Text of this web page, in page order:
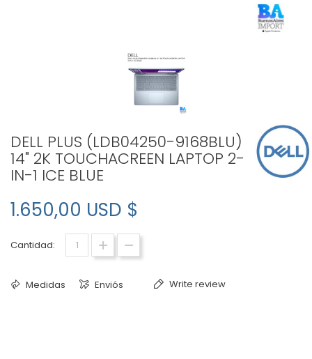
DELL PLUS (LDB04250-9168BLU)
14" 2K TOUCHACREEN LAPTOP 2-
IN-1 ICE BLUE
1.650,00 USD $
Cantidad:
Medidas Enviós Write review